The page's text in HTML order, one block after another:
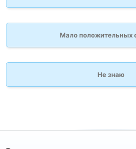
Мало положительных
Не знаю